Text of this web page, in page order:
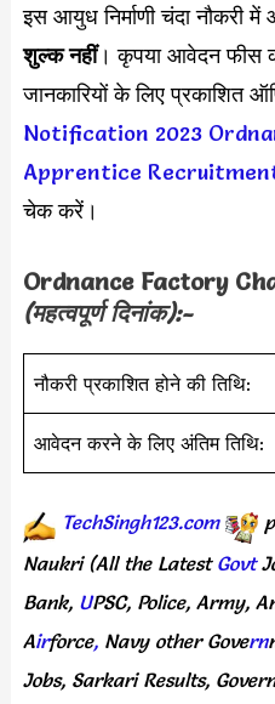
इस आयुध निर्माणी चंदा नौकरी
शुल्क नहीं। कृपया आवेदन फीस
जानकारियों के लिए प्रकाशित
Notification 2023
Apprentice
चेक करें।
Ordnance Factory
(महत्वपूर्ण दिनांक):-
नौकरी प्रकाशित होने की तिथि:
आवेदन करने के लिए अंतिम तिथि:
TechSingh123.com
Naukri (All the Latest Govt
Bank, UPSC, Police, Army,
Airforce, Navy other Govern
Jobs, Sarkari Results,